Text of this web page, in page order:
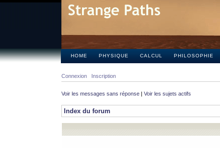
HOME PHYSIQUE CALCUL PHILOSOPHIE
Connexion Inscription
Voir les messages sans réponse | Voir les sujets actifs
Index du forum